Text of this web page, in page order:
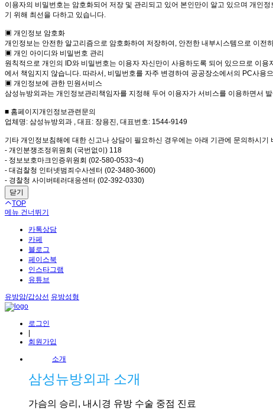
이용자의 비밀번호는 암호화되어 저장 및 관리되고 있어 본인만이 알고 있으며 개인
기 위해 최선을 다하고 있습니다.
▣ 개인정보 암호화
개인정보는 안전한 알고리즘으로 암호화하여 저장하여, 안전한 내부시스템으로 이전
▣ 개인 아이디와 비밀번호 관리
원칙적으로 개인의 ID와 비밀번호는 이용자 자신만이 사용하도록 되어 있으므로 이
에서 책임지지 않습니다. 따라서, 비밀번호를 자주 변경하여 공공장소에서의 PC사
▣ 개인정보에 관한 민원서비스
삼성뉴방외과는 개인정보관리책임자를 지정해 두어 이용자가 서비스를 이용하면서
■ 홈페이지개인정보관련문의
업체명: 삼성뉴방외과 , 대표: 장용진, 대표번호: 1544-9149
기타 개인정보침해에 대한 신고나 상담이 필요하신 경우에는 아래 기관에 문의하시기
- 개인분쟁조정위원회 (국번없이) 118
- 정보보호마크인증위원회 (02-580-0533~4)
- 대검찰청 인터넷범죄수사센터 (02-3480-3600)
- 경찰청 사이버테러대응센터 (02-392-0330)
닫기
TOP
메뉴 건너뛰기
카톡상담
카페
블로그
페이스북
인스타그램
유튜브
유방암/갑상선 유방성형
로그인
회원가입
소개
삼성뉴방외과 소개
가슴의 승리, 내시경 유방 수술 중점 진료